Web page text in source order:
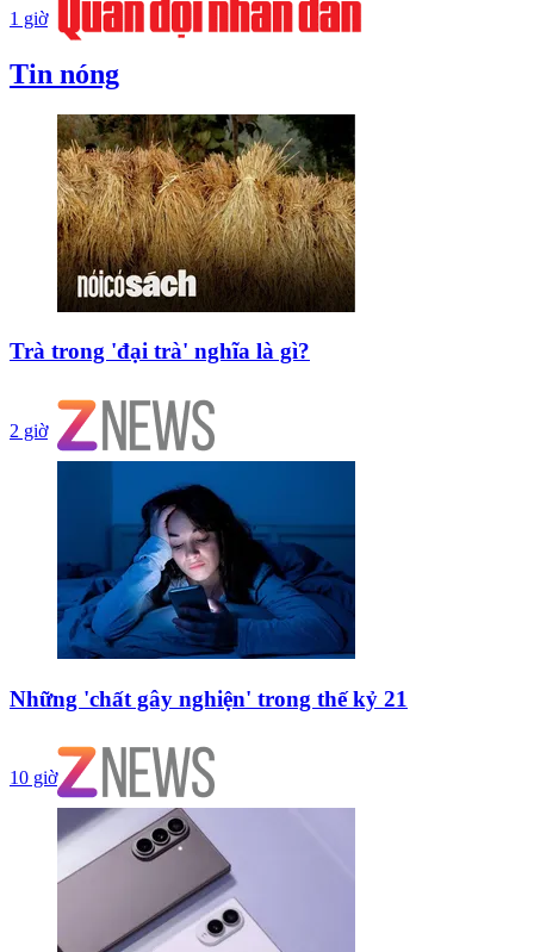
1 giờ
Tin nóng
Trà trong 'đại trà' nghĩa là gì?
2 giờ
Những 'chất gây nghiện' trong thế kỷ 21
10 giờ